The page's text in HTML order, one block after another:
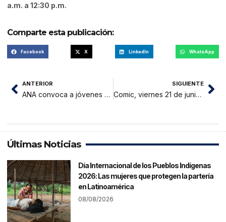
a.m. a 12:30 p.m.
Comparte esta publicación:
Facebook X LinkedIn WhatsApp
ANTERIOR
ANA convoca a jóvenes del Huallaga Central a formar parte de Red Agua Joven 2024
SIGUIENTE
Comic, viernes 21 de junio 2024
Últimas Noticias
Día Internacional de los Pueblos Indígenas
2026: Las mujeres que protegen la partería
en Latinoamérica
08/08/2026